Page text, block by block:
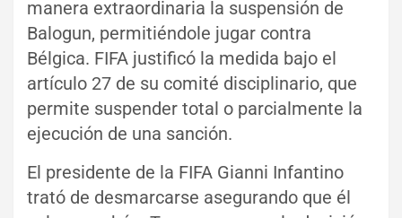
manera extraordinaria la suspensión de
Balogun, permitiéndole jugar contra
Bélgica. FIFA justificó la medida bajo el
artículo 27 de su comité disciplinario, que
permite suspender total o parcialmente la
ejecución de una sanción.
El presidente de la FIFA Gianni Infantino
trató de desmarcarse asegurando que él